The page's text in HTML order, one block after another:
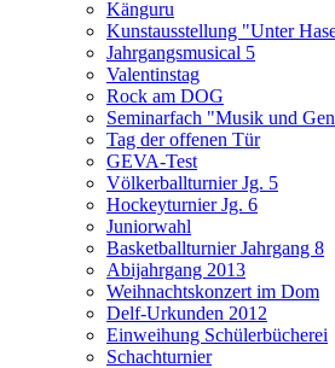
Känguru
Kunstausstellung "Unter
Jahrgangsmusical 5
Valentinstag
Rock am DOG
Seminarfach "Musik und
Tag der offenen Tür
GEVA-Test
Völkerballturnier Jg. 5
Hockeyturnier Jg. 6
Juniorwahl
Basketballturnier Jahrgang 8
Abijahrgang 2013
Weihnachtskonzert im Dom
Delf-Urkunden 2012
Einweihung Schülerbücherei
Schachturnier